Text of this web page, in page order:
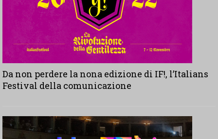
Da non perdere la nona edizione di IF!, l’Italians
Festival della comunicazione